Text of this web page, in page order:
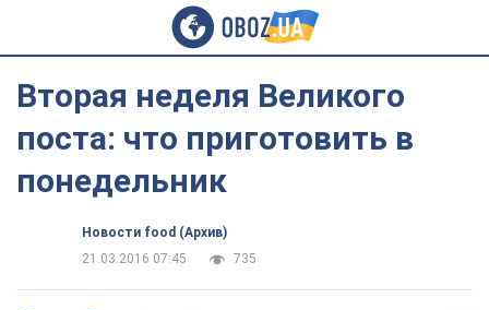
Вторая неделя Великого
поста: что приготовить в
понедельник
Новости food (Архив)
21.03.2016 07:45
735